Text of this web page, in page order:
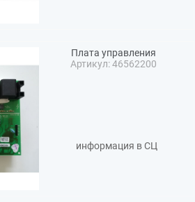
Плата управления
Артикул: 46562200
информация в СЦ